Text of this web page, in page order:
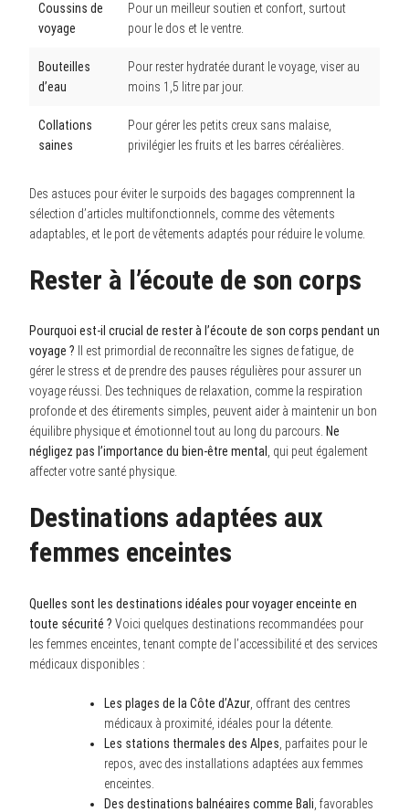
Coussins de
voyage
Pour un meilleur soutien et confort, surtout
pour le dos et le ventre.
Bouteilles
d’eau
Pour rester hydratée durant le voyage, viser au
moins 1,5 litre par jour.
Collations
saines
Pour gérer les petits creux sans malaise,
privilégier les fruits et les barres céréalières.
Des astuces pour éviter le surpoids des bagages comprennent la
sélection d’articles multifonctionnels, comme des vêtements
adaptables, et le port de vêtements adaptés pour réduire le volume.
Rester à l’écoute de son corps
Pourquoi est-il crucial de rester à l’écoute de son corps pendant un
voyage ? Il est primordial de reconnaître les signes de fatigue, de
gérer le stress et de prendre des pauses régulières pour assurer un
voyage réussi. Des techniques de relaxation, comme la respiration
profonde et des étirements simples, peuvent aider à maintenir un bon
équilibre physique et émotionnel tout au long du parcours. Ne
négligez pas l’importance du bien-être mental , qui peut également
affecter votre santé physique.
Destinations adaptées aux
femmes enceintes
Quelles sont les destinations idéales pour voyager enceinte en
toute sécurité ? Voici quelques destinations recommandées pour
les femmes enceintes, tenant compte de l’accessibilité et des services
médicaux disponibles :
Les plages de la Côte d’Azur , offrant des centres
médicaux à proximité, idéales pour la détente.
Les stations thermales des Alpes , parfaites pour le
repos, avec des installations adaptées aux femmes
enceintes.
Des destinations balnéaires comme Bali , favorables